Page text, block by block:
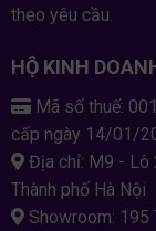
theo yêu cầu.
HỘ KINH
Mã số thuế:
cấp ngày 14/01/
Địa chỉ: M9 - Lô
Thành phố Hà Nội
Showroom: 195